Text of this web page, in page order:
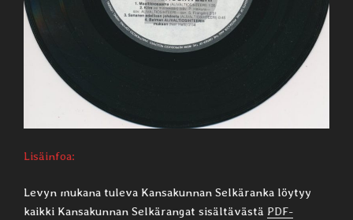
Lisäinfoa:
Levyn mukana tuleva Kansakunnan Selkäranka löytyy
kaikki Kansakunnan Selkärangat sisältävästä PDF-